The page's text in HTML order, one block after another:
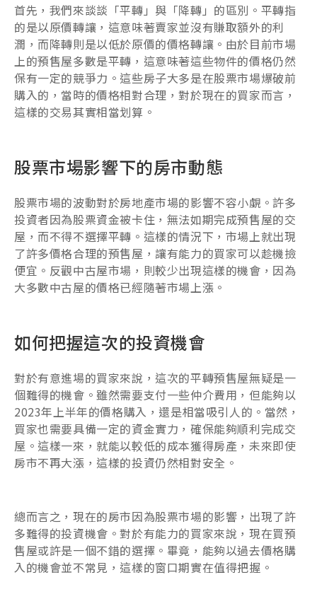
首先，我們來談談「平轉」與「降轉」的區別。平轉指
的是以原價轉讓，這意味著賣家並沒有賺取額外的利
潤，而降轉則是以低於原價的價格轉讓。由於目前市場
上的預售屋多數是平轉，這意味著這些物件的價格仍然
保有一定的競爭力。這些房子大多是在股票市場爆破前
購入的，當時的價格相對合理，對於現在的買家而言，
這樣的交易其實相當划算。
股票市場影響下的房市動態
股票市場的波動對於房地產市場的影響不容小覷。許多
投資者因為股票資金被卡住，無法如期完成預售屋的交
屋，而不得不選擇平轉。這樣的情況下，市場上就出現
了許多價格合理的預售屋，讓有能力的買家可以趁機撿
便宜。反觀中古屋市場，則較少出現這樣的機會，因為
大多數中古屋的價格已經隨著市場上漲。
如何把握這次的投資機會
對於有意進場的買家來說，這次的平轉預售屋無疑是一
個難得的機會。雖然需要支付一些仲介費用，但能夠以
2023年上半年的價格購入，還是相當吸引人的。當然，
買家也需要具備一定的資金實力，確保能夠順利完成交
屋。這樣一來，就能以較低的成本獲得房產，未來即使
房市不再大漲，這樣的投資仍然相對安全。
總而言之，現在的房市因為股票市場的影響，出現了許
多難得的投資機會。對於有能力的買家來說，現在買預
售屋或許是一個不錯的選擇。畢竟，能夠以過去價格購
入的機會並不常見，這樣的窗口期實在值得把握。